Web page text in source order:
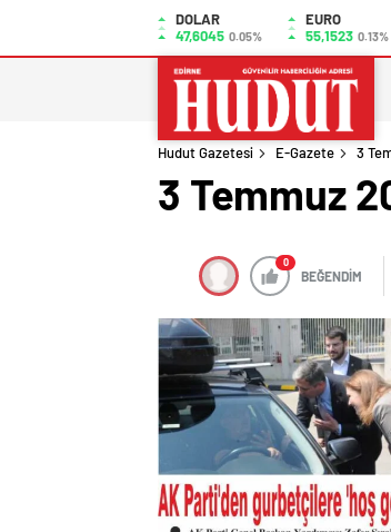
DOLAR
47,6045 0.05%
EURO
55,1523 0.13%
Hudut Gazetesi E-Gazete 3
3 Temmuz
0
BEĞENDİM